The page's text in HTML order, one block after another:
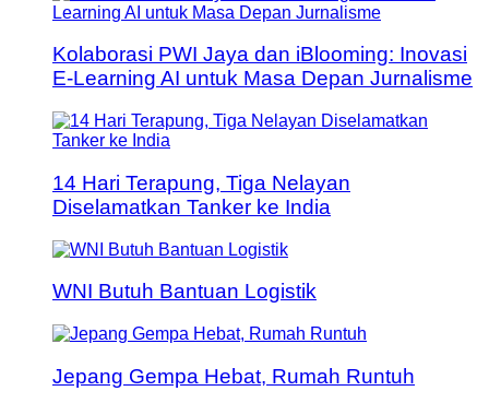
Kolaborasi PWI Jaya dan iBlooming: Inovasi
E-Learning AI untuk Masa Depan Jurnalisme
14 Hari Terapung, Tiga Nelayan
Diselamatkan Tanker ke India
WNI Butuh Bantuan Logistik
Jepang Gempa Hebat, Rumah Runtuh